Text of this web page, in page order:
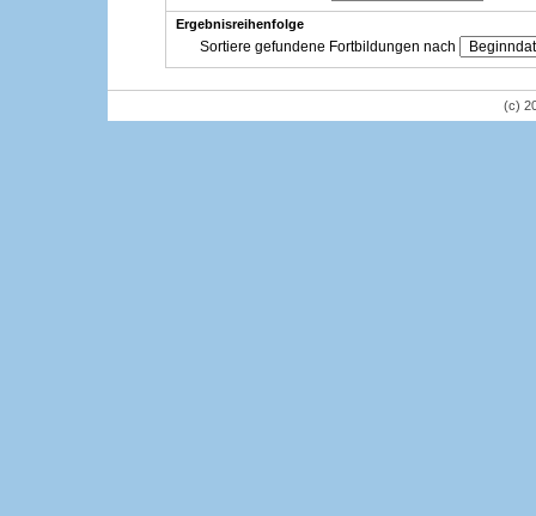
Ergebnisreihenfolge
Sortiere gefundene Fortbildungen nach
(c)